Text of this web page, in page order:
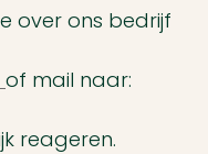
over ons bedrijf
of mail naar:
reageren.